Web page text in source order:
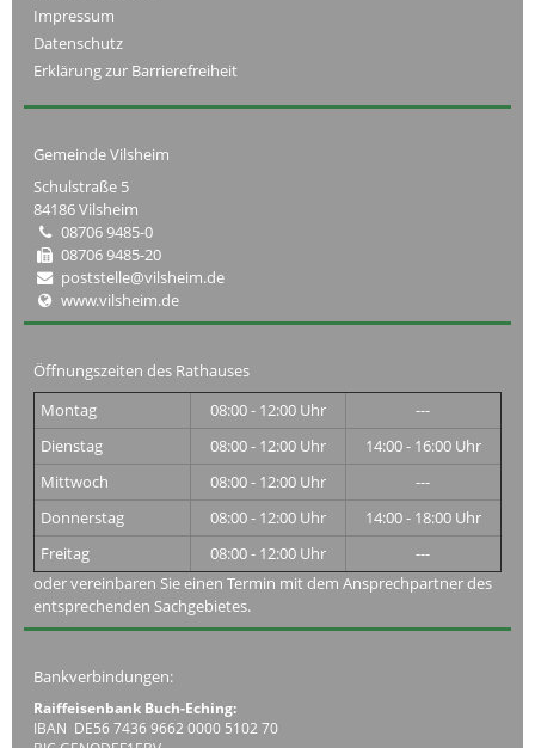
Impressum
Datenschutz
Erklärung zur Barrierefreiheit
Gemeinde Vilsheim
Schulstraße 5
84186 Vilsheim
08706 9485-0
08706 9485-20
poststelle@vilsheim.de
www.vilsheim.de
Öffnungszeiten des Rathauses
Montag
08:00 - 12:00 Uhr
---
Dienstag
08:00 - 12:00 Uhr
14:00 - 16:00 Uhr
Mittwoch
08:00 - 12:00 Uhr
---
Donnerstag
08:00 - 12:00 Uhr
14:00 - 18:00 Uhr
Freitag
08:00 - 12:00 Uhr
---
oder vereinbaren Sie einen Termin mit dem Ansprechpartner des
entsprechenden Sachgebietes.
Bankverbindungen:
Raiffeisenbank Buch-Eching:
IBAN DE56 7436 9662 0000 5102 70